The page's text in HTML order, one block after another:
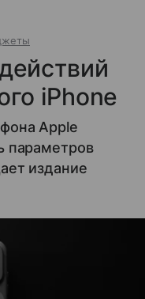
iPhone
Apple
параметров
издание